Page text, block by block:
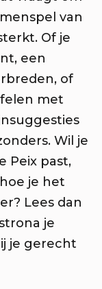
van
Of je
een
of
met
Wil je
Peix past,
je het
Lees dan
je
je gerecht